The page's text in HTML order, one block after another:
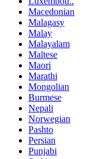
Macedonian
Malagasy
Malay
Malayalam
Maltese
Maori
Marathi
Mongolian
Burmese
Nepali
Norwegian
Pashto
Persian
Punjabi